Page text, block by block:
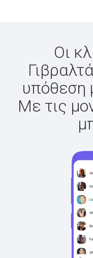
Οι
υπόθεση
Με τις